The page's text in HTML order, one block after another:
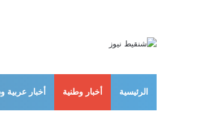
الرئيسية أخبار وطنية أخبار عربية